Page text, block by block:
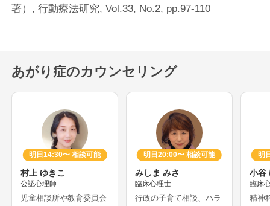
著）, 行動療法研究, Vol.33, No.2, pp.97-110
あがり症のカウンセリング
明日14:30〜 相談可能
村上 ゆきこ
公認心理師
児童相談所や教育委員会
明日20:00〜 相談可能
みしま みさ
臨床心理士
行政の子育て相談、ハラ
明
小谷
臨床
精神